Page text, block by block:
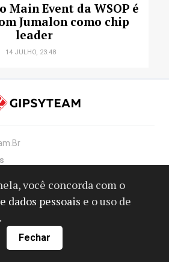
Main Event da WSOP é
Jumalon como chip
leader
14 JULHO, 23:48
você concorda com o
dados pessoais e o uso de
Fechar